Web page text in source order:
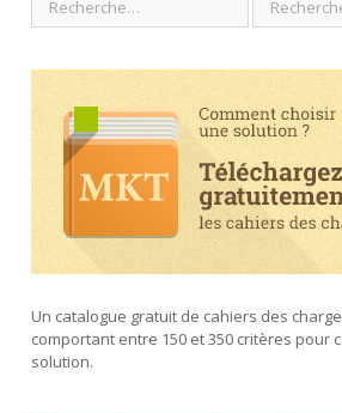
Un catalogue gratuit de cahiers des
comportant entre 150 et 350 critères pour
solution.